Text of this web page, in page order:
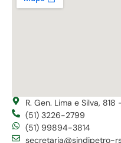
R. Gen. Lima e Silva,
(51) 3226-2799
(51) 99894-3814
secretaria@sindipetro-